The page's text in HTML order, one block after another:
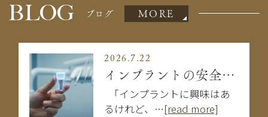
BLOG ブログ MORE
2026.7.22
インプラントの安全性は大丈夫？失敗を防ぐために知るべきこと
「インプラントに興味はあ
るけれど、…[read more]